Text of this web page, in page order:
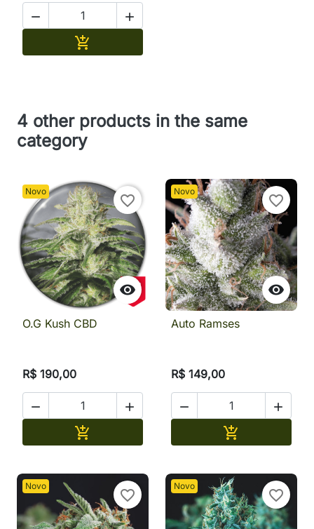
 

4 other products in the same
category
Novo

favorite_border
O.G Kush CBD
R$ 190,00
 

Novo

favorite_border
Auto Ramses
R$ 149,00
 

Novo
favorite_border
Novo
favorite_border